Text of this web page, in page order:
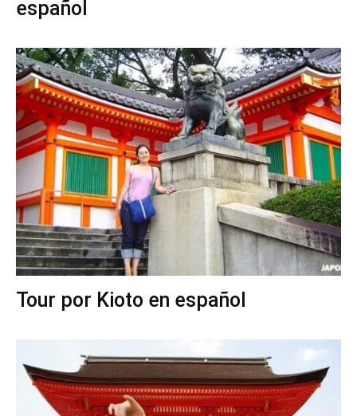
español
Tour por Kioto en español